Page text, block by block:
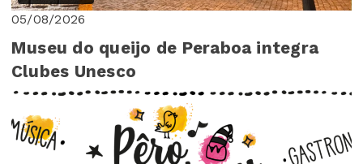
05/08/2026
Museu do queijo de Peraboa integra
Clubes Unesco